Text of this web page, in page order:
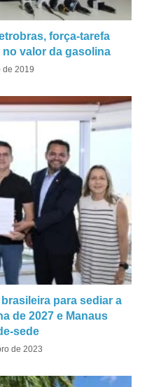
força-tarefa
no valor da gasolina
de 2019
para sediar a
de 2027 e Manaus
sede
de 2023